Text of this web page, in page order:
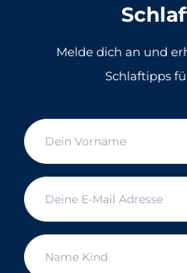
Melde dich an und
Schlaftipps